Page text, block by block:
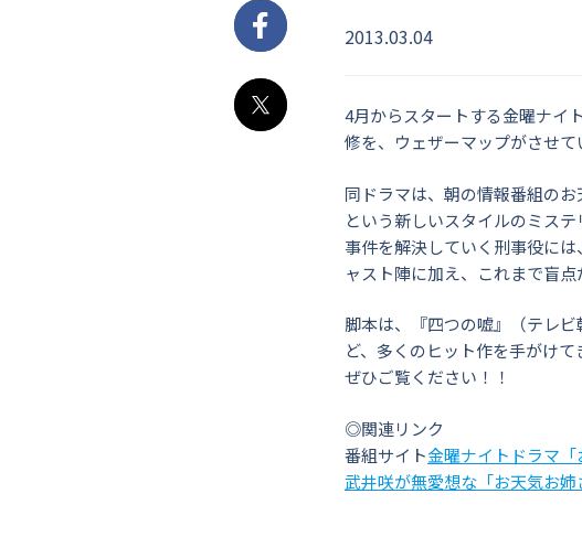
Facebook
X
2013.03.04
4月からスタートする金曜ナイ
修を、ウェザーマップがさせて
同ドラマは、朝の情報番組の
という新しいスタイルのミステ
事件を解決していく刑事役に
ャスト陣に加え、これまで盲
脚本は、『四つの嘘』（テレ
ど、多くのヒット作を手がけて
ぜひご覧ください！！
◎関連リンク
番組サイト金曜ナイトドラマ「
武井咲が無愛想な「お天気お